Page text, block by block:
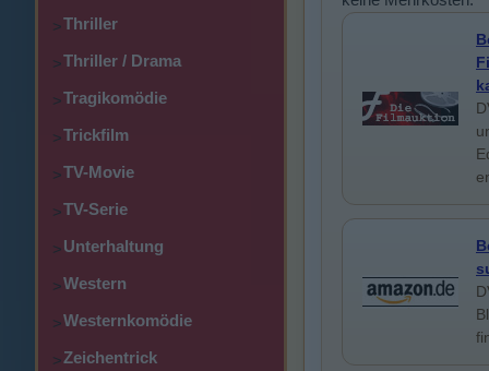
>Thriller
>Thriller / Drama
>Tragikomödie
>Trickfilm
>TV-Movie
>TV-Serie
>Unterhaltung
>Western
>Westernkomödie
>Zeichentrick